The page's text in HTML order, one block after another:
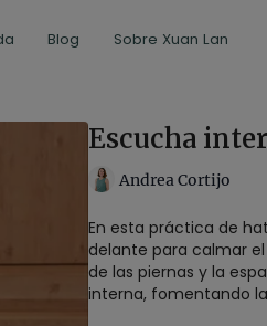
Blog Sobre Xuan Lan
Escucha
Andrea Cortijo
En esta práctica de
delante para calmar
de las piernas y la
interna, fomentando